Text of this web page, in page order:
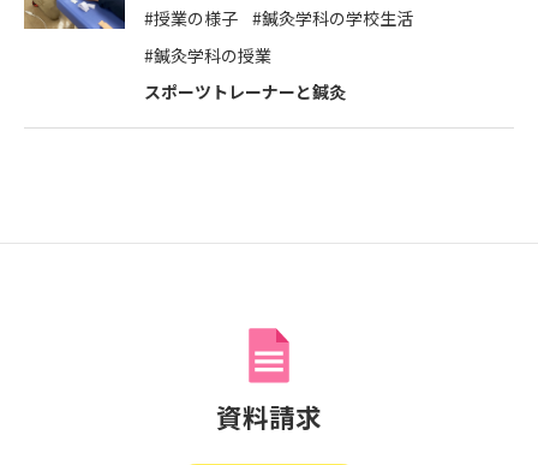
#授業の様子 #鍼灸学科の学校生活
#鍼灸学科の授業
スポーツトレーナーと鍼灸
資料請求